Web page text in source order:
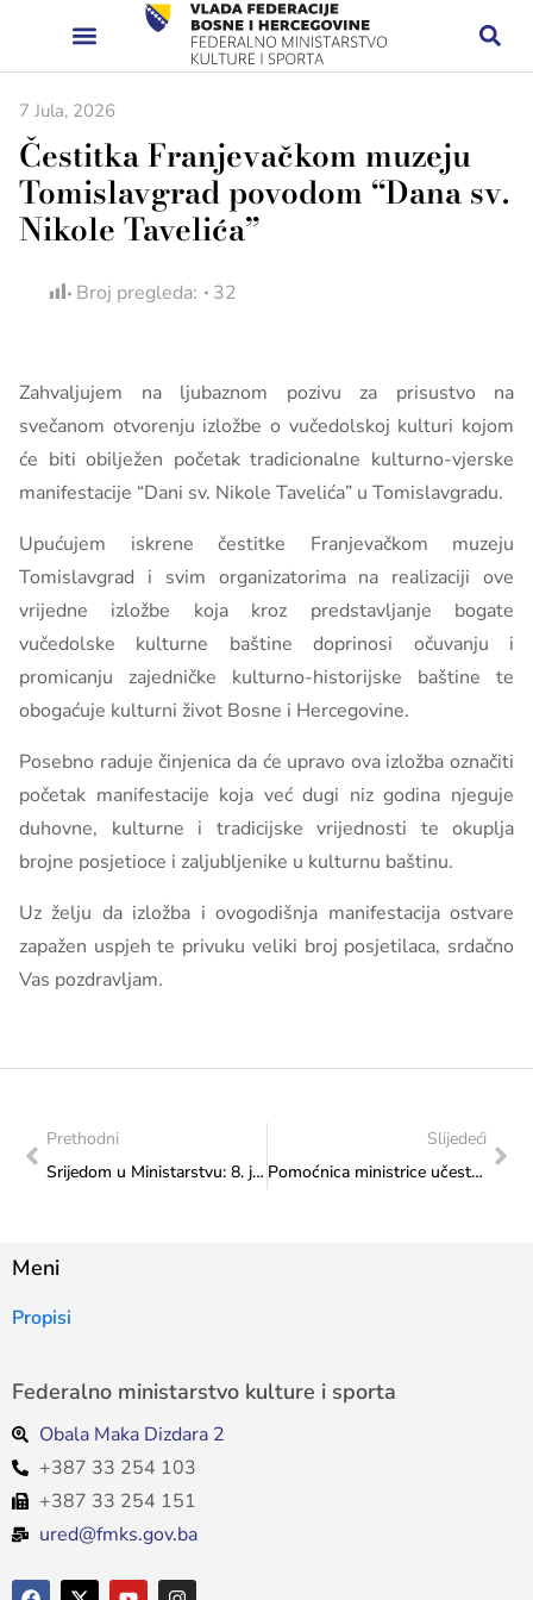
7 Jula, 2026
Čestitka Franjevačkom muzeju
Tomislavgrad povodom “Dana sv.
Nikole Tavelića”
Broj pregleda: 32
Zahvaljujem na ljubaznom pozivu za prisustvo na
svečanom otvorenju izložbe o vučedolskoj kulturi kojom
će biti obilježen početak tradicionalne kulturno-vjerske
manifestacije “Dani sv. Nikole Tavelića” u Tomislavgradu.
Upućujem iskrene čestitke Franjevačkom muzeju
Tomislavgrad i svim organizatorima na realizaciji ove
vrijedne izložbe koja kroz predstavljanje bogate
vučedolske kulturne baštine doprinosi očuvanju i
promicanju zajedničke kulturno-historijske baštine te
obogaćuje kulturni život Bosne i Hercegovine.
Posebno raduje činjenica da će upravo ova izložba označiti
početak manifestacije koja već dugi niz godina njeguje
duhovne, kulturne i tradicijske vrijednosti te okuplja
brojne posjetioce i zaljubljenike u kulturnu baštinu.
Uz želju da izložba i ovogodišnja manifestacija ostvare
zapažen uspjeh te privuku veliki broj posjetilaca, srdačno
Vas pozdravljam.
Prethodni
Srijedom u Ministarstvu: 8. jula 2026. godine u 17:00 sati
Slijedeći
Pomoćnica ministrice učestvovala na sastanku o prioritetima sektora mladih u Doboju
Meni
Propisi
Federalno ministarstvo kulture i sporta
Obala Maka Dizdara 2
+387 33 254 103
+387 33 254 151
ured@fmks.gov.ba